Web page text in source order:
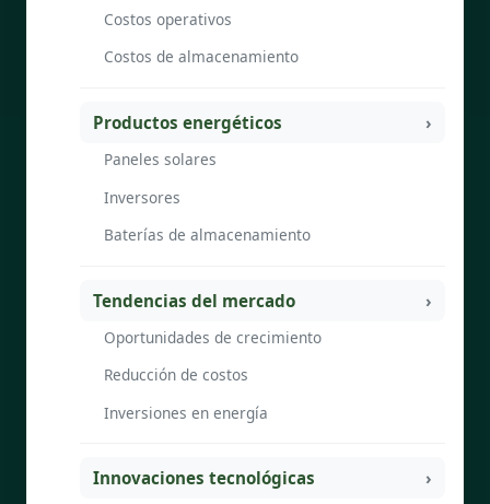
Costos operativos
Costos de almacenamiento
Productos energéticos
Paneles solares
Inversores
Baterías de almacenamiento
Tendencias del mercado
Oportunidades de crecimiento
Reducción de costos
Inversiones en energía
Innovaciones tecnológicas